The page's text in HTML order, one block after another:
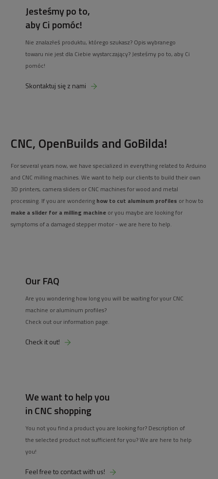
Jesteśmy po to,
aby Ci pomóc!
Nie znalazłeś produktu, którego szukasz? Opis wybranego
towaru nie jest dla Ciebie wystarczający? Jesteśmy po to, aby Ci
pomóc!
Skontaktuj się z nami
CNC, OpenBuilds and GoBilda!
For several years now, we have specialized in everything related to Arduino
and CNC milling machines. We want to help our clients to build their own
3D printers, camera sliders or CNC machines for wood and metal
processing. If you are wondering how to cut aluminum profiles or how to
make a slider for a milling machine or you maybe are looking for
symptoms of a damaged stepper motor - we are here to help.
Our FAQ
Are you wondering how long you will be waiting for your CNC
machine or aluminum profiles?
Check out our information page.
Check it out!
We want to help you
in CNC shopping
You not you find a product you are looking for? Description of
the selected product not sufficient for you? We are here to help
you!
Feel free to contact with us!